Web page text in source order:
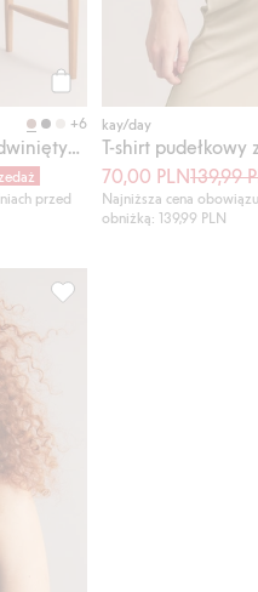
+6
T-shirt o pudełkowym fasonie z podwiniętymi brzegami
przed
kay/day
T-shirt pudełkowy
70,00 PLN139,99
Najniższa cena
obniżką: 139,99 PLN